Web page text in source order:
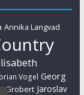
Annika Langvad
Vogel Georg
Grobert Jaroslav